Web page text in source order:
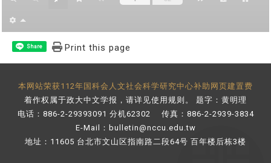
Share Print this page
本网站荣获112年国科会人文社会科学研究中心补助网页建置费
着作权属于政大中文学报，请详见使用规则 。 题字：黄明理
电话：886-2-29393091 分机62302 传真：886-2-2939-3834
E-Mail： bulletin@nccu.edu.tw
地址：11605 台北市文山区指南路二段64号 百年楼后栋3楼